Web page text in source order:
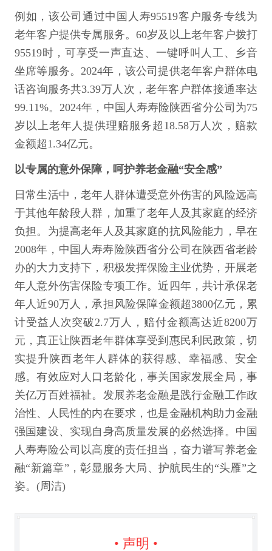
例如，该公司通过中国人寿95519客户服务专线为
老年客户提供专属服务。60岁及以上老年客户拨打
95519时，可享受一声直达、一键呼叫人工、乡音
坐席等服务。2024年，该公司提供老年客户群体电
话咨询服务共3.39万人次，老年客户群体接通率达
99.11%。2024年，中国人寿寿险陕西省分公司为75
岁以上老年人提供理赔服务超18.58万人次，赔款
金额超1.34亿元。
以专属的意外保障，呵护养老金融“安全感”
日常生活中，老年人群体遭受意外伤害的风险远高
于其他年龄段人群，加重了老年人及其家庭的经济
负担。为提高老年人及其家庭的抗风险能力，早在
2008年，中国人寿寿险陕西省分公司在陕西省老龄
办的大力支持下，积极发挥保险主业优势，开展老
年人意外伤害保险专项工作。近四年，共计承保老
年人近90万人，承担风险保障金额超3800亿元，累
计受益人次突破2.7万人，赔付金额高达近8200万
元，真正让陕西老年群体享受到惠民利民政策，切
实提升陕西老年人群体的获得感、幸福感、安全
感。有效应对人口老龄化，事关国家发展全局，事
关亿万百姓福祉。发展养老金融是践行金融工作政
治性、人民性的内在要求，也是金融机构助力金融
强国建设、实现自身高质量发展的必然选择。中国
人寿寿险公司以高度的责任担当，奋力谱写养老金
融“新篇章”，彰显服务大局、护航民生的“头雁”之
姿。(周洁)
• 声明 •